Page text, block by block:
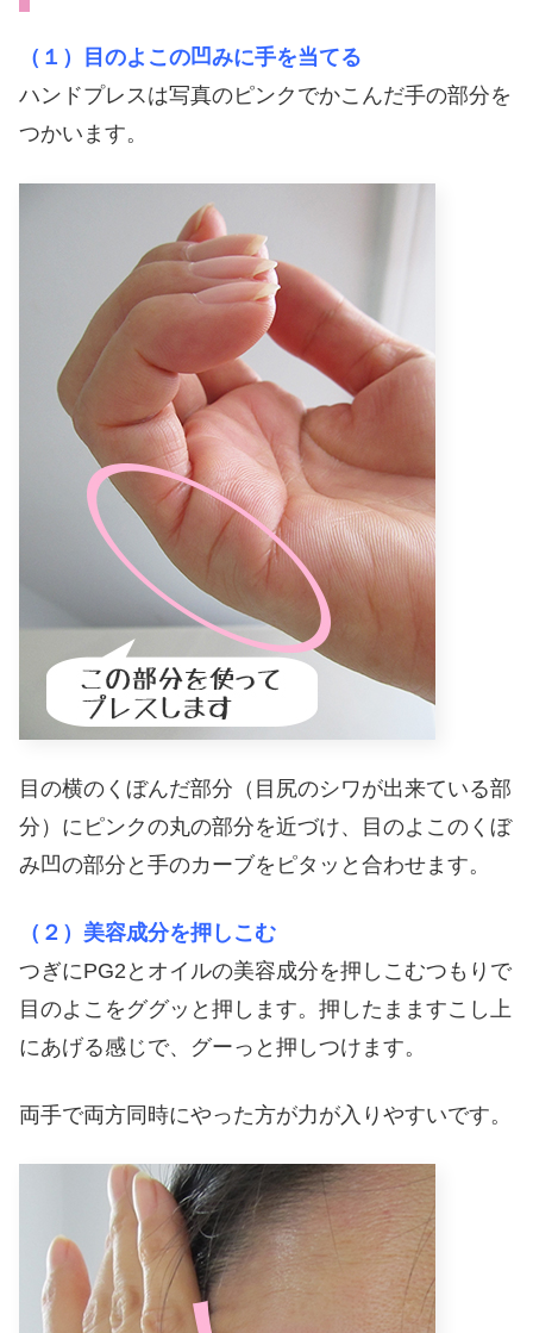
（１）目のよこの凹みに手を当てる
ハンドプレスは写真のピンクでかこんだ手の部分を
つかいます。
目の横のくぼんだ部分（目尻のシワが出来ている部
分）にピンクの丸の部分を近づけ、目のよこのくぼ
み凹の部分と手のカーブをピタッと合わせます。
（２）美容成分を押しこむ
つぎにPG2とオイルの美容成分を押しこむつもりで
目のよこをググッと押します。押したまますこし上
にあげる感じで、グーっと押しつけます。
両手で両方同時にやった方が力が入りやすいです。